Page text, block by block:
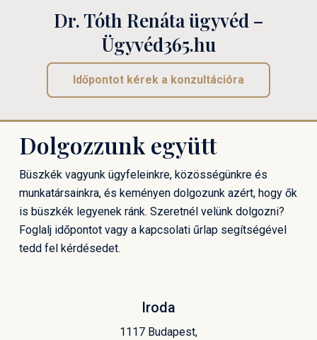
Dr. Tóth Renáta ügyvéd –
Ügyvéd365.hu
Időpontot kérek a konzultációra
Dolgozzunk együtt
Büszkék vagyunk ügyfeleinkre, közösségünkre és
munkatársainkra, és keményen dolgozunk azért, hogy ők
is büszkék legyenek ránk. Szeretnél velünk dolgozni?
Foglalj időpontot vagy a kapcsolati űrlap segítségével
tedd fel kérdésedet.
Iroda
1117 Budapest,